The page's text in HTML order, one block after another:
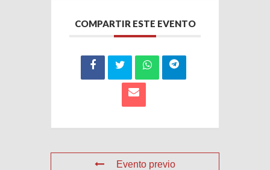
COMPARTIR ESTE EVENTO
Evento previo